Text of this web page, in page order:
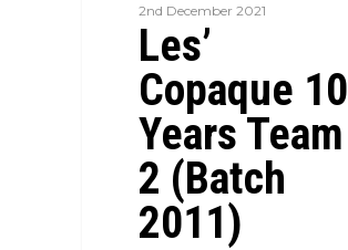
2nd December 2021
Les’
Copaque 10
Years Team
2 (Batch
2011)